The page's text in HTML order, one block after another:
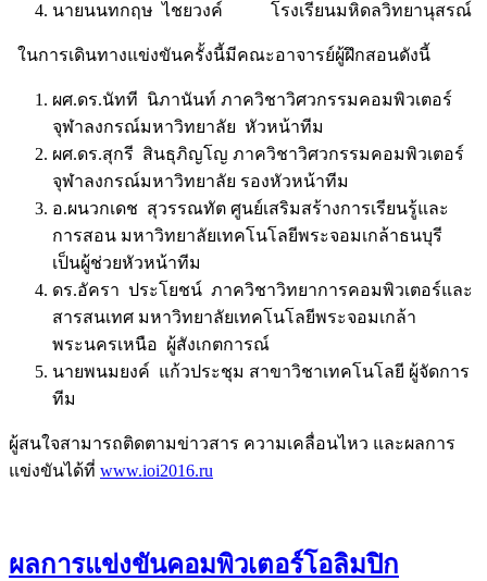
นายนนทกฤษ ไชยวงค์ โรงเรียนมหิดลวิทยานุสรณ์
ในการเดินทางแข่งขันครั้งนี้มีคณะอาจารย์ผู้ฝึกสอนดังนี้
ผศ.ดร.นัทที นิภานันท์ ภาควิชาวิศวกรรมคอมพิวเตอร์
จุฬาลงกรณ์มหาวิทยาลัย หัวหน้าทีม
ผศ.ดร.สุกรี สินธุภิญโญ ภาควิชาวิศวกรรมคอมพิวเตอร์
จุฬาลงกรณ์มหาวิทยาลัย รองหัวหน้าทีม
อ.ผนวกเดช สุวรรณทัต ศูนย์เสริมสร้างการเรียนรู้และ
การสอน มหาวิทยาลัยเทคโนโลยีพระจอมเกล้าธนบุรี
เป็นผู้ช่วยหัวหน้าทีม
ดร.อัครา ประโยชน์ ภาควิชาวิทยาการคอมพิวเตอร์และ
สารสนเทศ มหาวิทยาลัยเทคโนโลยีพระจอมเกล้า
พระนครเหนือ ผู้สังเกตการณ์
นายพนมยงค์ แก้วประชุม สาขาวิชาเทคโนโลยี ผู้จัดการ
ทีม
ผู้สนใจสามารถติดตามข่าวสาร ความเคลื่อนไหว และผลการ
แข่งขันได้ที่ www.ioi2016.ru
ผลการแข่งขันคอมพิวเตอร์โอลิมปิก